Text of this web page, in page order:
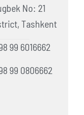
No: 21
Tashkent
99 6016662
99 0806662